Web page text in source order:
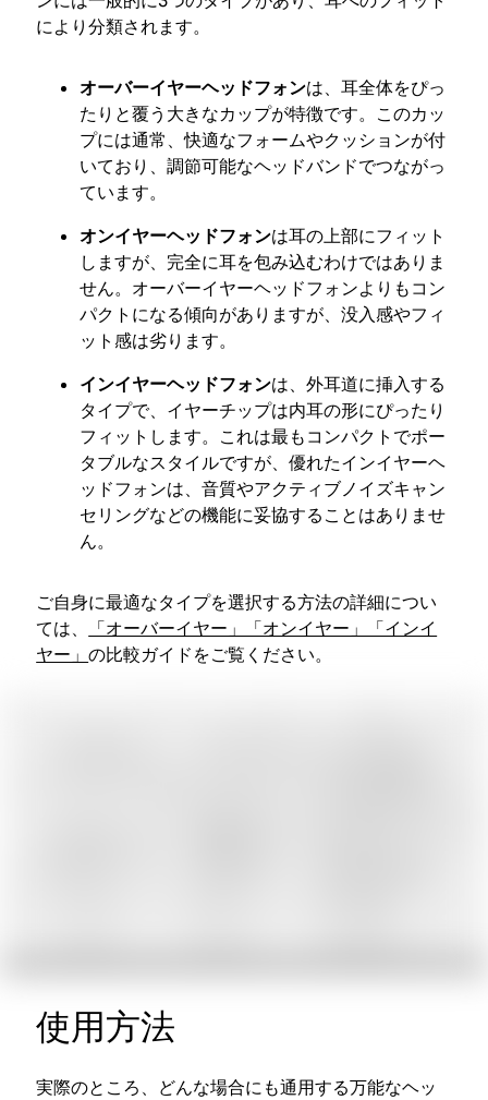
により分類されます。
オーバーイヤーヘッドフォンは、耳全体をぴっ
たりと覆う大きなカップが特徴です。このカッ
プには通常、快適なフォームやクッションが付
いており、調節可能なヘッドバンドでつながっ
ています。
オンイヤーヘッドフォンは耳の上部にフィット
しますが、完全に耳を包み込むわけではありま
せん。オーバーイヤーヘッドフォンよりもコン
パクトになる傾向がありますが、没入感やフィ
ット感は劣ります。
インイヤーヘッドフォンは、外耳道に挿入する
タイプで、イヤーチップは内耳の形にぴったり
フィットします。これは最もコンパクトでポー
タブルなスタイルですが、優れたインイヤーヘ
ッドフォンは、音質やアクティブノイズキャン
セリングなどの機能に妥協することはありませ
ん。
ご自身に最適なタイプを選択する方法の詳細につい
ては、
「オーバーイヤー」「オンイヤー」「インイ
ヤー」の比較ガイドをご覧ください。
使用方法
実際のところ、どんな場合にも通用する万能なヘッ